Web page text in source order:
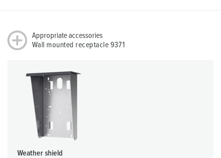
Appropriate accessories
Wall mounted receptacle 9371
Weather shield